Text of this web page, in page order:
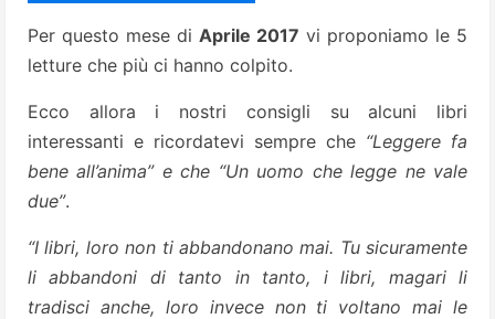
Per questo mese di Aprile 2017 vi proponiamo le 5
letture che più ci hanno colpito.
Ecco allora i nostri consigli su alcuni libri
interessanti e ricordatevi sempre che “Leggere fa
bene all’anima” e che “Un uomo che legge ne vale
due”.
“I libri, loro non ti abbandonano mai. Tu sicuramente
li abbandoni di tanto in tanto, i libri, magari li
tradisci anche, loro invece non ti voltano mai le